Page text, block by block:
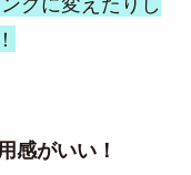
感がいい！